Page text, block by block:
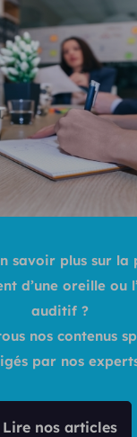
savoir plus sur
d’une oreille ou
auditif ?
nos contenus
par nos
Lire nos articles